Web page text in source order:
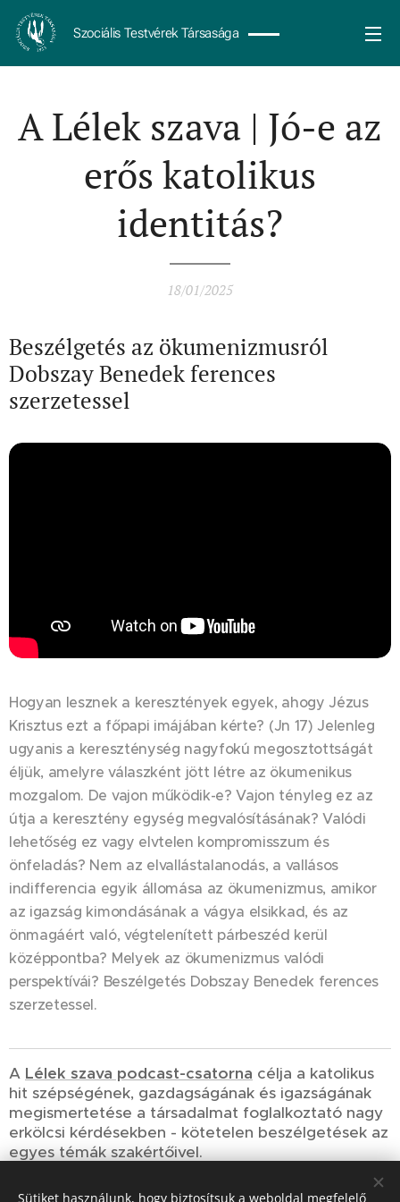
Szociális Testvérek Társasága
A Lélek szava | Jó-e az
erős katolikus
identitás?
18/01/2025
Beszélgetés az ökumenizmusról
Dobszay Benedek ferences
szerzetessel
Hogyan lesznek a keresztények egyek, ahogy Jézus
Krisztus ezt a főpapi imájában kérte? (Jn 17) Jelenleg
ugyanis a kereszténység nagyfokú megosztottságát
éljük, amelyre válaszként jött létre az ökumenikus
mozgalom. De vajon működik-e? Vajon tényleg ez az
útja a keresztény egység megvalósításának? Valódi
lehetőség ez vagy elvtelen kompromisszum és
önfeladás? Nem az elvallástalanodás, a vallásos
indifferencia egyik állomása az ökumenizmus, amikor
az igazság kimondásának a vágya elsikkad, és az
önmagáért való, végtelenített párbeszéd kerül
középpontba? Melyek az ökumenizmus valódi
perspektívái? Beszélgetés Dobszay Benedek ferences
szerzetessel.
A Lélek szava podcast-csatorna célja a katolikus
hit szépségének, gazdagságának és igazságának
megismertetése a társadalmat foglalkoztató nagy
erkölcsi kérdésekben - kötetelen beszélgetések az
egyes témák szakértőivel.
Sütiket használunk, hogy biztosítsuk a weboldal megfelelő